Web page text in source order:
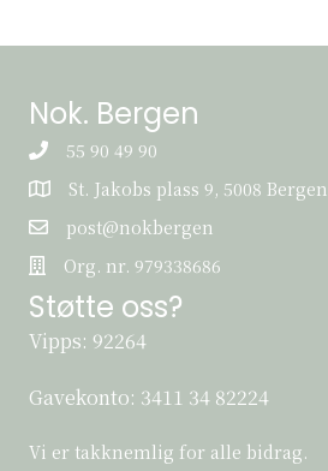
Nok. Bergen
55 90 49 90
St. Jakobs plass 9, 5008 Bergen
St. Jakobs plass 9, 5008 Bergen
post@nokbergen
post@nokbergen
Org. nr. 979338686
Org. nr. 979338686
Støtte oss?
Vipps: 92264
Gavekonto: 3411 34 82224
Vi er takknemlig for alle bidrag.